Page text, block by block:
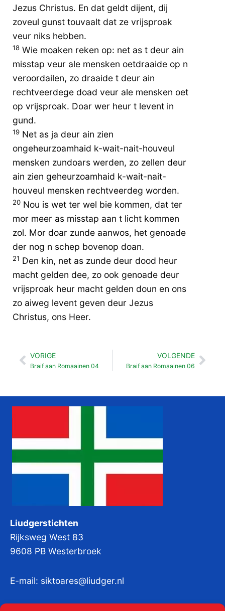
Jezus Christus. En dat geldt dijent, dij
zoveul gunst touvaalt dat ze vrijsproak
veur niks hebben.
18 Wie moaken reken op: net as t deur ain
misstap veur ale mensken oetdraaide op n
veroordailen, zo draaide t deur ain
rechtveerdege doad veur ale mensken oet
op vrijsproak. Doar wer heur t levent in
gund.
19 Net as ja deur ain zien
ongeheurzoamhaid k-wait-nait-houveul
mensken zundoars werden, zo zellen deur
ain zien geheurzoamhaid k-wait-nait-
houveul mensken rechtveerdeg worden.
20 Nou is wet ter wel bie kommen, dat ter
mor meer as misstap aan t licht kommen
zol. Mor doar zunde aanwos, het genoade
der nog n schep bovenop doan.
21 Den kin, net as zunde deur dood heur
macht gelden dee, zo ook genoade deur
vrijsproak heur macht gelden doun en ons
zo aiweg levent geven deur Jezus
Christus, ons Heer.
Vorige
VORIGE
Braif aan Romaainen 04
VOLGENDE
Braif aan Romaainen 06
Liudgerstichten
Rijksweg West 83
9608 PB Westerbroek
E-mail: siktoares@liudger.nl